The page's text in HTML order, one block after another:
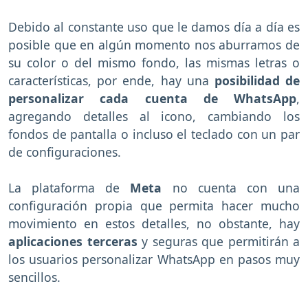
Debido al constante uso que le damos día a día es
posible que en algún momento nos aburramos de
su color o del mismo fondo, las mismas letras o
características, por ende, hay una posibilidad de
personalizar cada cuenta de WhatsApp,
agregando detalles al icono, cambiando los
fondos de pantalla o incluso el teclado con un par
de configuraciones.
La plataforma de Meta no cuenta con una
configuración propia que permita hacer mucho
movimiento en estos detalles, no obstante, hay
aplicaciones terceras y seguras que permitirán a
los usuarios personalizar WhatsApp en pasos muy
sencillos.